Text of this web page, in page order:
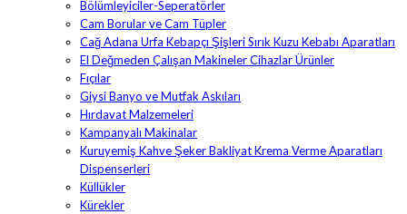
Bölümleyiciler-Seperatörler
Cam Borular ve Cam Tüpler
Cağ Adana Urfa Kebapçı Şişleri Sırık Kuzu Kebabı Aparatları
El Değmeden Çalışan Makineler Cihazlar Ürünler
Fıçılar
Giysi Banyo ve Mutfak Askıları
Hırdavat Malzemeleri
Kampanyalı Makinalar
Kuruyemiş Kahve Şeker Bakliyat Krema Verme Aparatları
Dispenserleri
Küllükler
Kürekler